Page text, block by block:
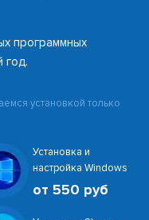
программных
год.
установкой только
Установка и
настройка Windows
от 550 руб